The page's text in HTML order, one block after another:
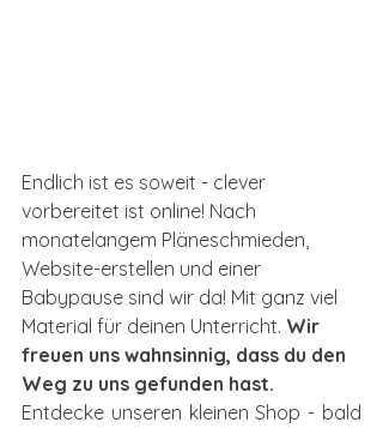
Endlich ist es soweit - clever
vorbereitet ist online! Nach
monatelangem Pläneschmieden,
Website-erstellen und einer
Babypause sind wir da! Mit ganz viel
Material für deinen Unterricht. Wir
freuen uns wahnsinnig, dass du den
Weg zu uns gefunden hast.
Entdecke unseren kleinen Shop - bald